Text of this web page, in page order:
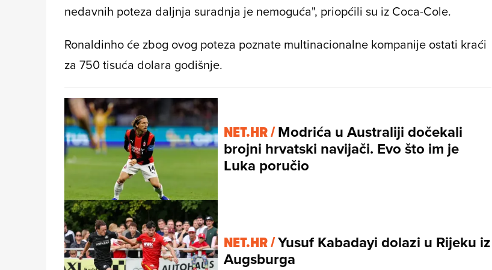
nedavnih poteza daljnja suradnja je nemoguća", priopćili su iz Coca-Cole.
Ronaldinho će zbog ovog poteza poznate multinacionalne kompanije ostati kraći
za 750 tisuća dolara godišnje.
NET.HR /Modrića u Australiji dočekali
brojni hrvatski navijači. Evo što im je
Luka poručio
NET.HR /Yusuf Kabadayi dolazi u Rijeku iz
Augsburga